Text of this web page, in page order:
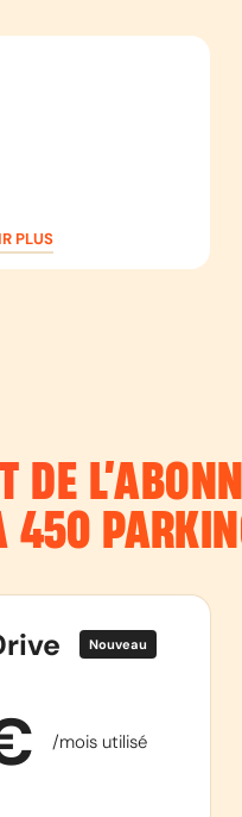
PLUS
DE
450
Nouveau
/mois utilisé